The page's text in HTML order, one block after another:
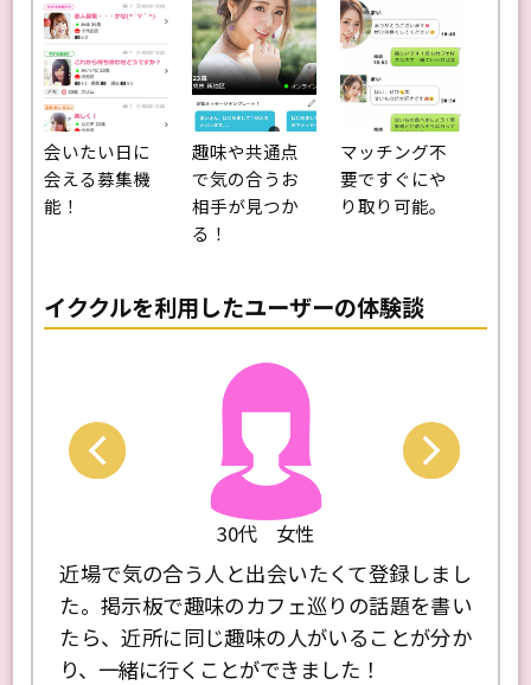
会いたい日に
会える募集機
能！
趣味や共通点
で気の合うお
相手が見つか
る！
マッチング不
要ですぐにや
り取り可能。
イククルを利用したユーザーの体験談
30代 女性
近場で気の合う人と出会いたくて登録しまし
た。掲示板で趣味のカフェ巡りの話題を書い
たら、近所に同じ趣味の人がいることが分か
り、一緒に行くことができました！